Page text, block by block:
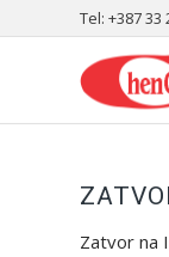
Tel: +387 33
Zatvor na